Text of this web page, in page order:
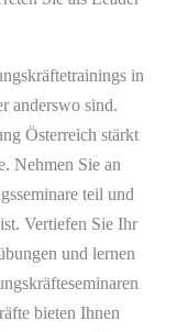
in
anderswo sind.
Österreich stärkt
Nehmen Sie an
teil und
Vertiefen Sie Ihr
und lernen
bieten Ihnen